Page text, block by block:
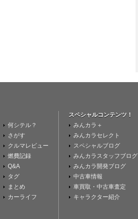
何シテル？
さがす
クルマレビュー
燃費記録
Q&A
タグ
まとめ
カーライフ
スペシャルコンテンツ！
みんカラ＋
みんカラセレクト
スペシャルブログ
みんカラスタッフブログ
みんカラ開発ブログ
中古車情報
車買取・中古車査定
キャラクター紹介